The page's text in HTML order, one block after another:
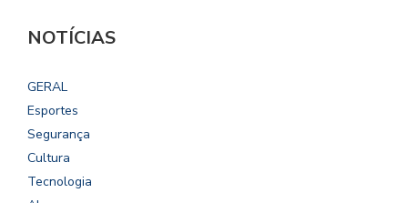
NOTÍCIAS
GERAL
Esportes
Segurança
Cultura
Tecnologia